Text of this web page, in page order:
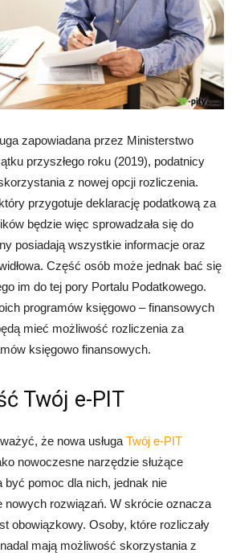
zapowiadana przez Ministerstwo
przyszłego roku (2019), podatnicy
z nowej opcji rozliczenia.
przygotuje deklarację podatkową za
będzie więc sprowadzała się do
posiadają wszystkie informacje oraz
Część osób może jednak bać się
im do tej pory Portalu Podatkowego.
programów księgowo – finansowych
mieć możliwość rozliczenia za
księgowo finansowych.
Twój e-PIT
że nowa usługa Twój e-PIT
nowoczesne narzędzie służące
być pomoc dla nich, jednak nie
nowych rozwiązań. W skrócie oznacza
obowiązkowy. Osoby, które rozliczały
mają możliwość skorzystania z